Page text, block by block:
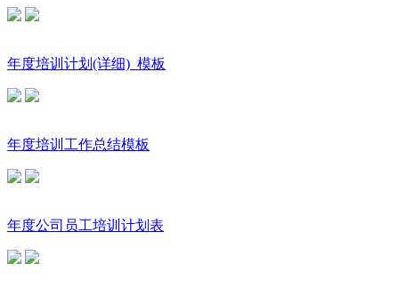
年度培训计划(详细)_模板
年度培训工作总结模板
年度公司员工培训计划表